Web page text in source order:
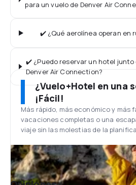
para un vuelo de Denver Air
✔️ ¿Qué aerolínea operan en
✔️ ¿Puedo reservar un hotel junto
Denver Air Connection?
¿Vuelo+Hotel en una
¡Fácil!
Más rápido, más económico y más
vacaciones completas o una
viaje sin las molestias de la